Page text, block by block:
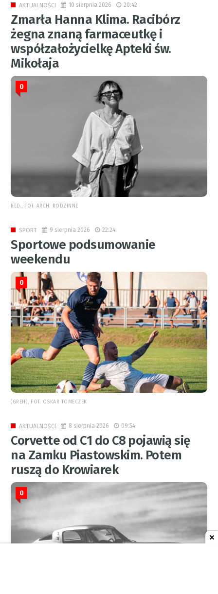
AKTUALNOŚCI 10 sierpnia 2026 20:42
Zmarła Hanna Klima. Racibórz
żegna znaną farmaceutkę i
współzałożycielkę Apteki św.
Mikołaja
0
RED., FOT. ARCH. RODZINNE
SPORT 9 sierpnia 2026 22:24
Sportowe podsumowanie
weekendu
0
(GREH), FOT. OSKAR TOMECZEK
AKTUALNOŚCI 8 sierpnia 2026 09:54
Corvette od C1 do C8 pojawią się
na Zamku Piastowskim. Potem
ruszą do Krowiarek
0